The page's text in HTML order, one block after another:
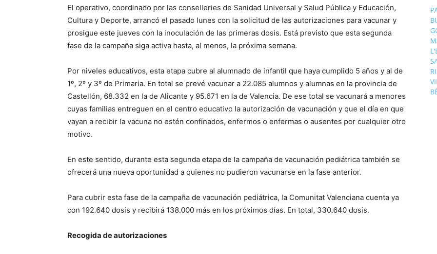
El operativo, coordinado por las conselleries de Sanidad Universal y Salud Pública y Educación,
Cultura y Deporte, arrancó el pasado lunes con la solicitud de las autorizaciones para vacunar y
prosigue este jueves con la inoculación de las primeras dosis. Está previsto que esta segunda
fase de la campaña siga activa hasta, al menos, la próxima semana.
Por niveles educativos, esta etapa cubre al alumnado de infantil que haya cumplido 5 años y al de
1º, 2º y 3º de Primaria. En total se prevé vacunar a 22.085 alumnos y alumnas en la provincia de
Castellón, 68.332 en la de Alicante y 95.671 en la de Valencia. De ese total se vacunará a menores
cuyas familias entreguen en el centro educativo la autorización de vacunación y que el día en que
vayan a recibir la vacuna no estén confinados, enfermos o enfermas o ausentes por cualquier otro
motivo.
En este sentido, durante esta segunda etapa de la campaña de vacunación pediátrica también se
ofrecerá una nueva oportunidad a quienes no pudieron vacunarse en la fase anterior.
Para cubrir esta fase de la campaña de vacunación pediátrica, la Comunitat Valenciana cuenta ya
con 192.640 dosis y recibirá 138.000 más en los próximos días. En total, 330.640 dosis.
Recogida de autorizaciones